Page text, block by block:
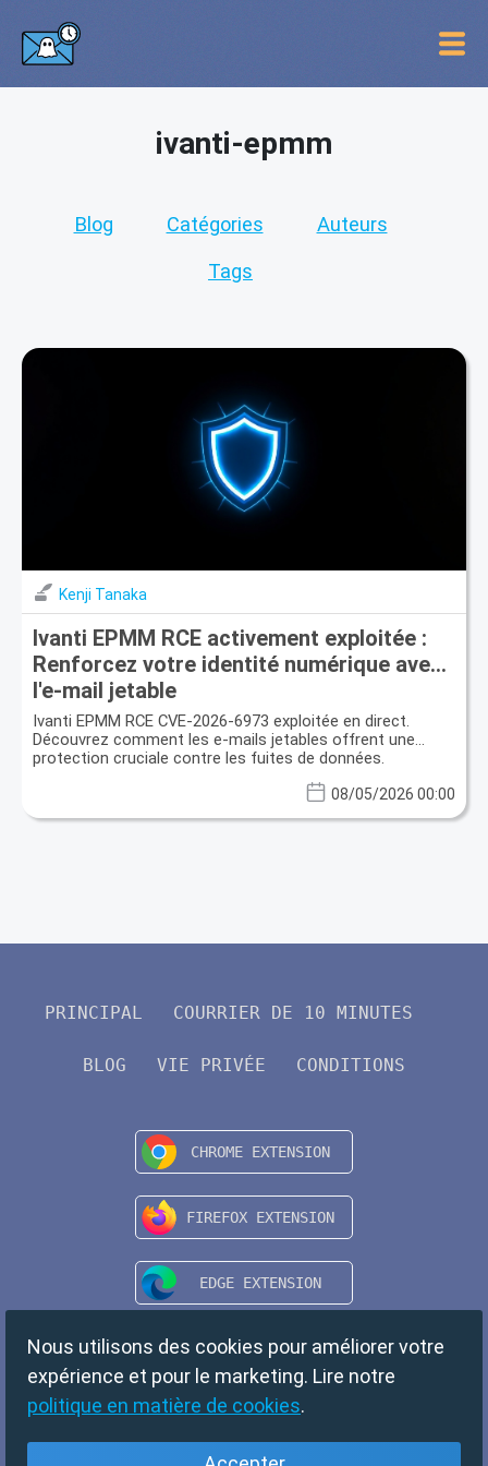
ivanti-epmm
Blog Catégories Auteurs
Tags
Kenji Tanaka
Ivanti EPMM RCE activement exploitée :
Renforcez votre identité numérique avec
l'e-mail jetable
Ivanti EPMM RCE CVE-2026-6973 exploitée en direct.
Découvrez comment les e-mails jetables offrent une
protection cruciale contre les fuites de données.
08/05/2026 00:00
PRINCIPAL COURRIER DE 10 MINUTES
BLOG VIE PRIVÉE CONDITIONS
Nous utilisons des cookies pour améliorer votre
expérience et pour le marketing. Lire notre
politique en matière de cookies.